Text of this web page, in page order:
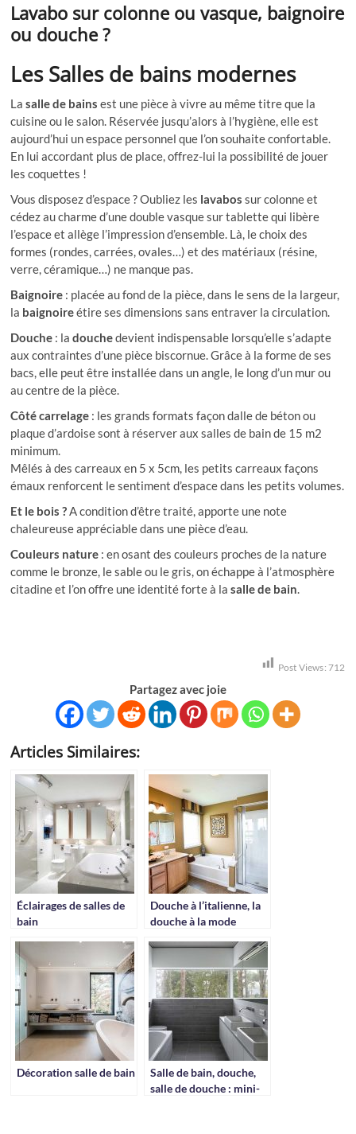
Lavabo sur colonne ou vasque, baignoire
ou douche ?
Les Salles de bains modernes
Lasalle de bains est une pièce à vivre au même titre que la
cuisine ou le salon. Réservée jusqu’alors à l’hygiène, elle est
aujourd’hui un espace personnel que l’on souhaite confortable.
En lui accordant plus de place, offrez-lui la possibilité de jouer
les coquettes !
Vous disposez d’espace ? Oubliez les lavabos sur colonne et
cédez au charme d’une double vasque sur tablette qui libère
l’espace et allège l’impression d’ensemble. Là, le choix des
formes (rondes, carrées, ovales…) et des matériaux (résine,
verre, céramique…) ne manque pas.
Baignoire : placée au fond de la pièce, dans le sens de la largeur,
la baignoireétire ses dimensions sans entraver la circulation.
Douche : ladouchedevient indispensable lorsqu’elle s’adapte
aux contraintes d’une pièce biscornue. Grâce à la forme de ses
bacs, elle peut être installée dans un angle, le long d’un mur ou
au centre de la pièce.
Côté carrelage : les grands formats façon dalle de béton ou
plaque d’ardoise sont à réserver aux salles de bain de 15 m2
minimum.
Mêlés à des carreaux en 5 x 5cm, les petits carreaux façons
émaux renforcent le sentiment d’espace dans les petits volumes.
Et le bois ?A condition d’être traité, apporte une note
chaleureuse appréciable dans une pièce d’eau.
Couleurs nature : en osant des couleurs proches de la nature
comme le bronze, le sable ou le gris, on échappe à l’atmosphère
citadine et l’on offre une identité forte à lasalle de bain.
Post Views: 712
Partagez avec joie
Articles Similaires:
Éclairages de salles de
bain
Douche à l’italienne, la
douche à la mode
Décoration salle de bain
Salle de bain, douche,
salle de douche : mini-